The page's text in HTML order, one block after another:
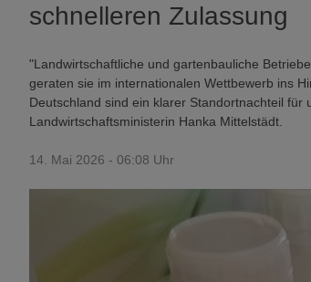
schnelleren Zulassung
"Landwirtschaftliche und gartenbauliche
geraten sie im internationalen Wettbewerb ins
Deutschland sind ein klarer Standortnachteil
Landwirtschaftsministerin Hanka Mittelstädt.
14. Mai 2026 - 06:08 Uhr